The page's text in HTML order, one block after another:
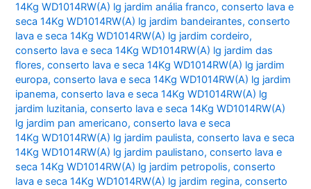
14Kg WD1014RW(A) lg jardim anália franco,conserto lava e
seca 14Kg WD1014RW(A) lg jardim bandeirantes,conserto
lava e seca 14Kg WD1014RW(A) lg jardim cordeiro,
conserto lava e seca 14Kg WD1014RW(A) lg jardim das
flores,conserto lava e seca 14Kg WD1014RW(A) lg jardim
europa,conserto lava e seca 14Kg WD1014RW(A) lg jardim
ipanema,conserto lava e seca 14Kg WD1014RW(A) lg
jardim luzitania,conserto lava e seca 14Kg WD1014RW(A)
lg jardim pan americano,conserto lava e seca
14Kg WD1014RW(A) lg jardim paulista,conserto lava e seca
14Kg WD1014RW(A) lg jardim paulistano,conserto lava e
seca 14Kg WD1014RW(A) lg jardim petropolis,conserto
lava e seca 14Kg WD1014RW(A) lg jardim regina,conserto